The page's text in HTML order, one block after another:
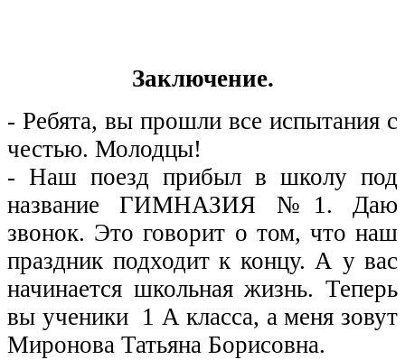
Заключение.
- Ребята, вы прошли все испытания с
честью. Молодцы!
- Наш поезд прибыл в школу под
название ГИМНАЗИЯ №1. Даю
звонок. Это говорит о том, что наш
праздник подходит к концу. А у вас
начинается школьная жизнь. Теперь
вы ученики 1 А класса, а меня зовут
Миронова Татьяна Борисовна.